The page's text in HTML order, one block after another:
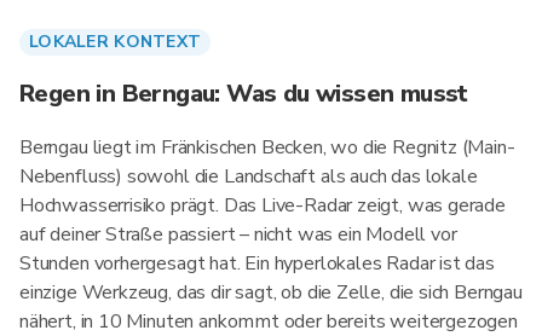
LOKALER KONTEXT
Regen in Berngau: Was du wissen musst
Berngau liegt im Fränkischen Becken, wo die Regnitz (Main-
Nebenfluss) sowohl die Landschaft als auch das lokale
Hochwasserrisiko prägt. Das Live-Radar zeigt, was gerade
auf deiner Straße passiert – nicht was ein Modell vor
Stunden vorhergesagt hat. Ein hyperlokales Radar ist das
einzige Werkzeug, das dir sagt, ob die Zelle, die sich Berngau
nähert, in 10 Minuten ankommt oder bereits weitergezogen